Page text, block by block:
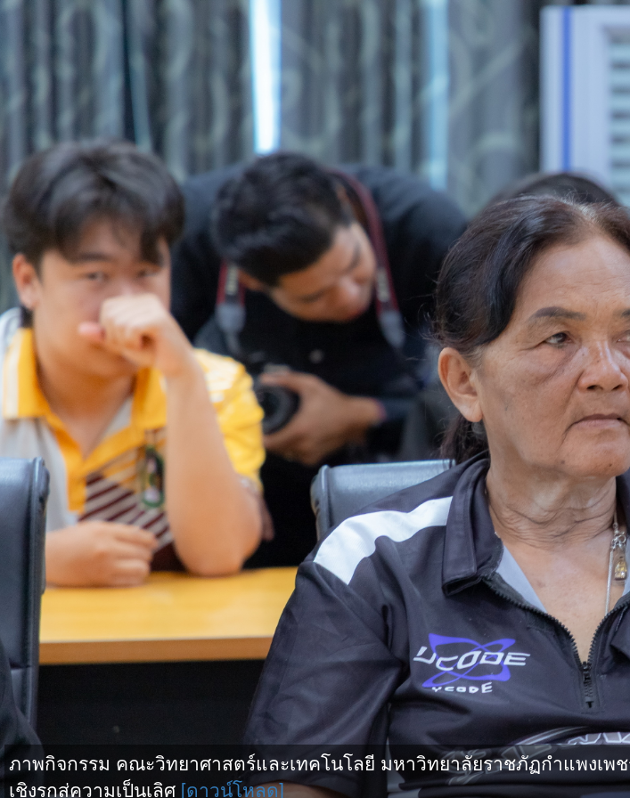
ภาพกิจกรรม คณะวิทยาศาสตร์และเทคโนโลยี มหาวิทยาลัยราชภัฏกำแพงเพ
เชิงรุกสู่ความเป็นเลิศ [ดาวน์โหลด]